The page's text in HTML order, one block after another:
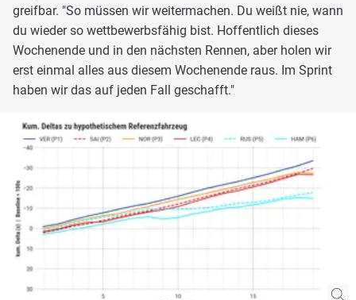
greifbar. "So müssen wir weitermachen. Du weißt nie, wann
du wieder so wettbewerbsfähig bist. Hoffentlich dieses
Wochenende und in den nächsten Rennen, aber holen wir
erst einmal alles aus diesem Wochenende raus. Im Sprint
haben wir das auf jeden Fall geschafft."